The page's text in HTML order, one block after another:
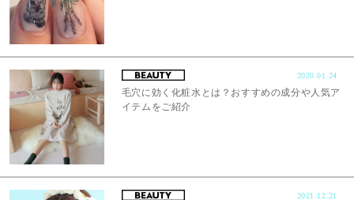
2020.01.24
毛穴に効く化粧水とは？おすすめの成分や人気ア
イテムをご紹介
2021.12.21